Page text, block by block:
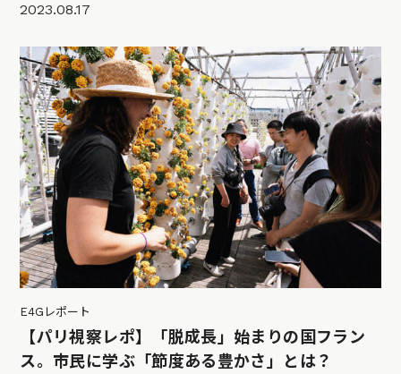
2023.08.17
E4Gレポート
【パリ視察レポ】「脱成長」始まりの国フラン
ス。市民に学ぶ「節度ある豊かさ」とは？